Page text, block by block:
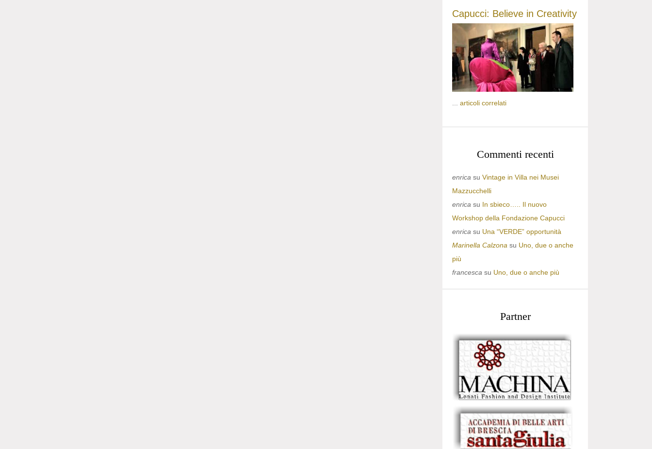
Capucci: Believe in Creativity
articoli correlati
Commenti recenti
enrica su Vintage in Villa nei Musei
Mazzucchelli
enrica su In sbieco….. Il nuovo
Workshop della Fondazione Capucci
enrica su Una “VERDE” opportunità
Marinella Calzona su Uno, due o anche
più
francesca su Uno, due o anche più
Partner